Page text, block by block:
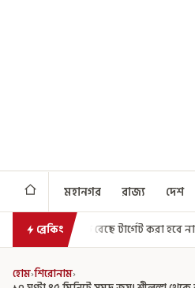
মহানগর রাজ্য দেশ
ব্রেকিং
করা হবে না! আবু-খলিলুরকে আশ্বস্ত
হোম›শিরোনাম›